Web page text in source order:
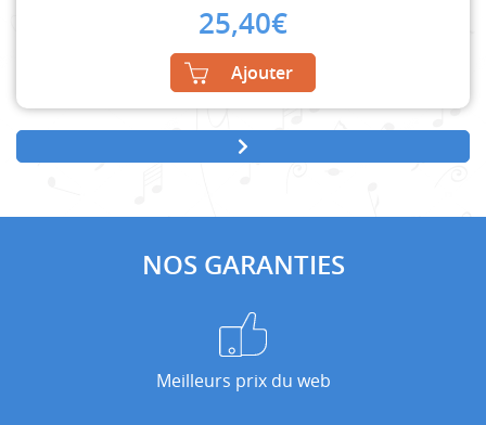
25,40€
Ajouter
NOS GARANTIES
Meilleurs prix du web